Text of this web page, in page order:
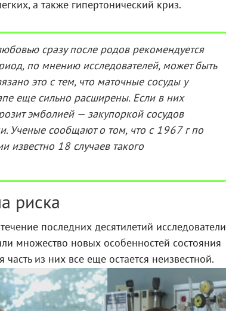
а также гипертонический криз.
сразу после родов рекомендуется
по мнению исследователей, может быть
это с тем, что маточные сосуды у
еще сильно расширены. Если в них
эмболией — закупоркой сосудов
Ученые сообщают о том, что с 1967 г по
известно 18 случаев такого
риска
последних десятилетий исследователи
множество новых особенностей состояния
часть из них все еще остается неизвестной.